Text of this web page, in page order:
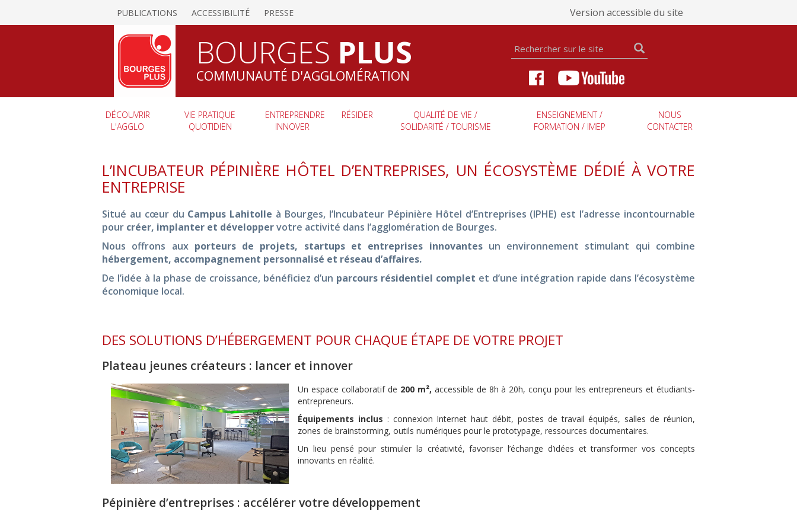
PUBLICATIONS ACCESSIBILITÉ PRESSE Version accessible du site
BOURGES PLUS
COMMUNAUTÉ D'AGGLOMÉRATION
DÉCOUVRIR
L'AGGLO
VIE PRATIQUE
QUOTIDIEN
ENTREPRENDRE
INNOVER
RÉSIDER
QUALITÉ DE VIE /
SOLIDARITÉ / TOURISME
ENSEIGNEMENT /
FORMATION / IMEP
NOUS
CONTACTER
L’INCUBATEUR PÉPINIÈRE HÔTEL D’ENTREPRISES, UN ÉCOSYSTÈME DÉDIÉ À VOTRE
ENTREPRISE
Situé au cœur du Campus Lahitolle à Bourges, l’Incubateur Pépinière Hôtel d’Entreprises (IPHE) est l’adresse incontournable
pour créer, implanter et développervotre activité dans l’agglomération de Bourges.
Nous offrons aux porteurs de projets, startups et entreprises innovantesun environnement stimulant qui combine
hébergement, accompagnement personnalisé et réseau d’affaires.
De l’idée à la phase de croissance, bénéficiez d’un parcours résidentiel complet et d’une intégration rapide dans l’écosystème
économique local.
DES SOLUTIONS D’HÉBERGEMENT POUR CHAQUE ÉTAPE DE VOTRE PROJET
Plateau jeunes créateurs : lancer et innover
Un espace collaboratif de 200 m², accessible de 8h à 20h, conçu pour les entrepreneurs et étudiants-
entrepreneurs.
Équipements inclus : connexion Internet haut débit, postes de travail équipés, salles de réunion,
zones de brainstorming, outils numériques pour le prototypage, ressources documentaires.
Un lieu pensé pour stimuler la créativité, favoriser l’échange d’idées et transformer vos concepts
innovants en réalité.
Pépinière d’entreprises : accélérer votre développement